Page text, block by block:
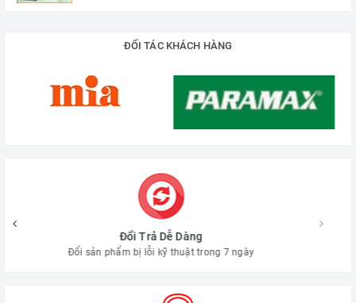
ĐỐI TÁC KHÁCH HÀNG
Hậu Mãi Chu Đáo
Tận tình chăm sóc khách hàng suốt dòng đời sản phẩm